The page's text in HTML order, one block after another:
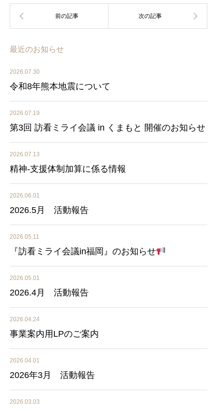
最近のお知らせ
2026.07.30
令和8年熊本地震について
2026.07.19
第3回 訪看ミライ会議 in くまもと 開催のお知らせ
2026.07.13
精神-支援体制加算に係る情報
2026.06.01
2026.5月 活動報告
2026.05.11
『訪看ミライ会議in福岡』のお知らせ
2026.05.01
2026.4月 活動報告
2026.04.24
事業案内用LPのご案内
2026.04.01
2026年3月 活動報告
2026.03.03